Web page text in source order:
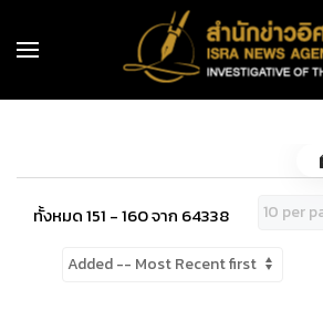
ทั้งหมด 151 - 160 จาก 64338